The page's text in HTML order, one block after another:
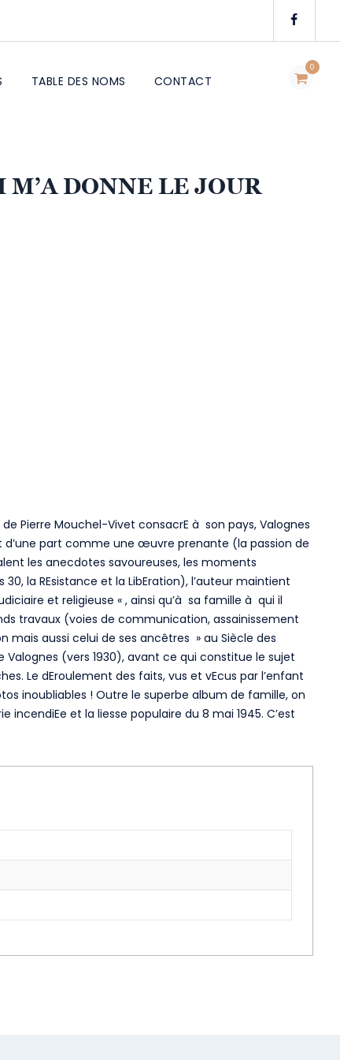
0
TABLE DES NOMS CONTACT
M’A DONNE LE JOUR
Pierre Mouchel-Vivet consacrE à son pays, Valognes
d’une part comme une œuvre prenante (la passion de
les anecdotes savoureuses, les moments
la REsistance et la LibEration), l’auteur maintient
et religieuse « , ainsi qu’à sa famille à qui il
travaux (voies de communication, assainissement
mais aussi celui de ses ancêtres » au Siècle des
Valognes (vers 1930), avant ce qui constitue le sujet
Le dEroulement des faits, vus et vEcus par l’enfant
inoubliables ! Outre le superbe album de famille, on
incendiEe et la liesse populaire du 8 mai 1945. C’est